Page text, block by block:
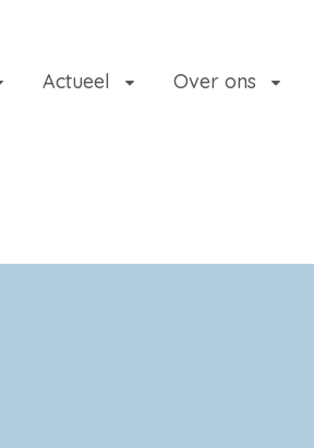
Actueel Over ons